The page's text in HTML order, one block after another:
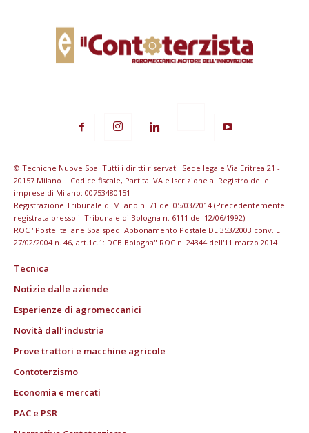
© Tecniche Nuove Spa. Tutti i diritti riservati. Sede legale Via Eritrea 21 -
20157 Milano | Codice fiscale, Partita IVA e Iscrizione al Registro delle
imprese di Milano: 00753480151
Registrazione Tribunale di Milano n. 71 del 05/03/2014 (Precedentemente
registrata presso il Tribunale di Bologna n. 6111 del 12/06/1992)
ROC "Poste italiane Spa sped. Abbonamento Postale DL 353/2003 conv. L.
27/02/2004 n. 46, art.1c.1: DCB Bologna" ROC n. 24344 dell'11 marzo 2014
Tecnica
Notizie dalle aziende
Esperienze di agromeccanici
Novità dall’industria
Prove trattori e macchine agricole
Contoterzismo
Economia e mercati
PAC e PSR